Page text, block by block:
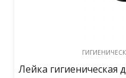
Лейка